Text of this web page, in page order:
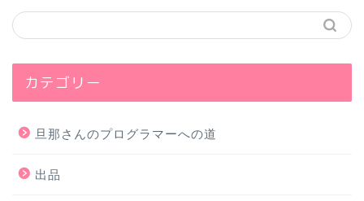
カテゴリー
旦那さんのプログラマーへの道
出品